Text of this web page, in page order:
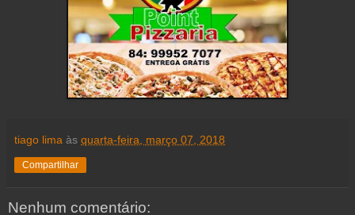
tiago lima às quarta-feira, março 07, 2018
Compartilhar
Nenhum comentário: